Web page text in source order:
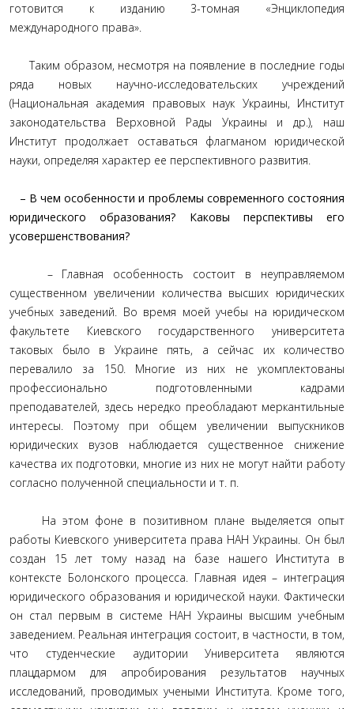
готовится к изданию 3-томная «Энциклопедия
международного права».
Таким образом, несмотря на появление в последние годы
ряда новых научно-исследовательских учреждений
(Национальная академия правовых наук Украины, Институт
законодательства Верховной Рады Украины и др.), наш
Институт продолжает оставаться флагманом юридической
науки, определяя характер ее перспективного развития.
– В чем особенности и проблемы современного состояния
юридического образования? Каковы перспективы его
усовершенствования?
– Главная особенность состоит в неуправляемом
существенном увеличении количества высших юридических
учебных заведений. Во время моей учебы на юридическом
факультете Киевского государственного университета
таковых было в Украине пять, а сейчас их количество
перевалило за 150. Многие из них не укомплектованы
профессионально подготовленными кадрами
преподавателей, здесь нередко преобладают меркантильные
интересы. Поэтому при общем увеличении выпускников
юридических вузов наблюдается существенное снижение
качества их подготовки, многие из них не могут найти работу
согласно полученной специальности и т. п.
На этом фоне в позитивном плане выделяется опыт
работы Киевского университета права НАН Украины. Он был
создан 15 лет тому назад на базе нашего Института в
контексте Болонского процесса. Главная идея – интеграция
юридического образования и юридической науки. Фактически
он стал первым в системе НАН Украины высшим учебным
заведением. Реальная интеграция состоит, в частности, в том,
что студенческие аудитории Университета являются
плацдармом для апробирования результатов научных
исследований, проводимых учеными Института. Кроме того,